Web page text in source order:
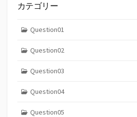
カテゴリー
Question01
Question02
Question03
Question04
Question05